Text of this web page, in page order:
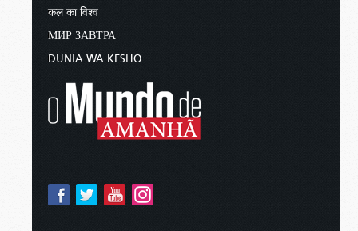
कल का विश्व
МИР ЗАВТРА
DUNIA WA KESHO